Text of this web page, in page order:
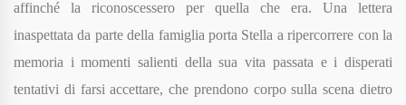
affinché la riconoscessero per quella che era. Una lettera
inaspettata da parte della famiglia porta Stella a ripercorrere con la
memoria i momenti salienti della sua vita passata e i disperati
tentativi di farsi accettare, che prendono corpo sulla scena dietro